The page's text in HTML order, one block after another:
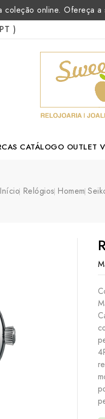
coleção online. Ofereça
)
CATÁLOGO OUTLET
Início Relógios Homem